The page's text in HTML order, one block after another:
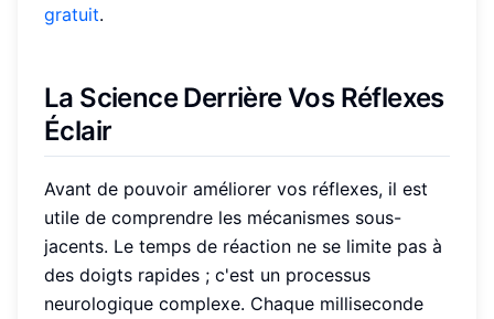
gratuit.
La Science Derrière Vos Réflexes
Éclair
Avant de pouvoir améliorer vos réflexes, il est
utile de comprendre les mécanismes sous-
jacents. Le temps de réaction ne se limite pas à
des doigts rapides ; c'est un processus
neurologique complexe. Chaque milliseconde